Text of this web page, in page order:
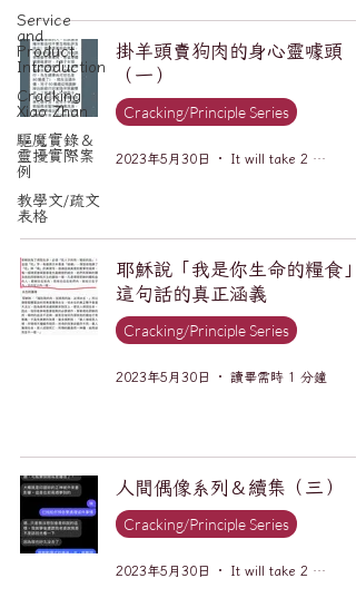
Service
and
Product
Introduction
Cracking
Xiao Zhan
驅魔實錄＆
靈擾實際案
例
教學文/疏文
表格
掛羊頭賣狗肉的身心靈噱頭
（一）
Cracking/Principle Series
2023年5月30日 It will take 2 minutes to read.
耶穌說「我是你生命的糧食」
這句話的真正涵義
Cracking/Principle Series
2023年5月30日 讀畢需時 1 分鐘
人間偶像系列＆續集（三）
Cracking/Principle Series
2023年5月30日 It will take 2 minutes to read.